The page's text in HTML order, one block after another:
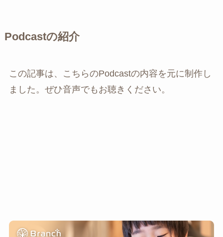
Podcastの紹介
この記事は、こちらのPodcastの内容を元に制作し
ました。ぜひ音声でもお聴きください。